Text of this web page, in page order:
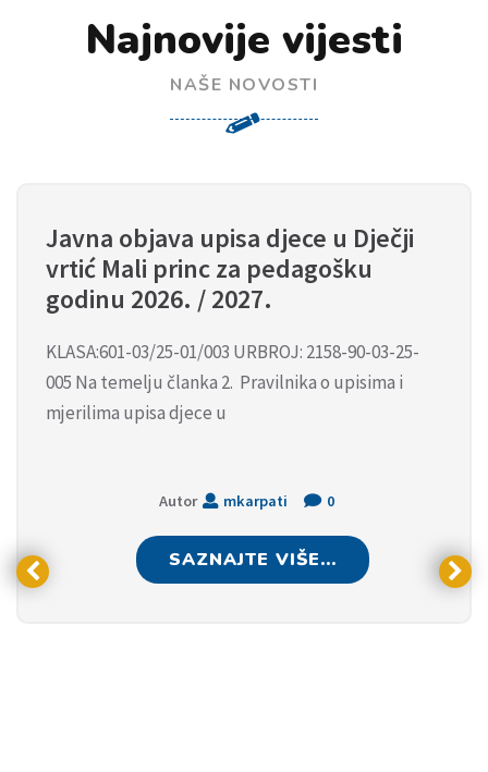
Najnovije vijesti
NAŠE NOVOSTI
Javna objava upisa djece u Dječji
vrtić Mali princ za pedagošku
godinu 2026. / 2027.
KLASA:601-03/25-01/003 URBROJ: 2158-90-03-25-
005 Na temelju članka 2. Pravilnika o upisima i
mjerilima upisa djece u
Autor mkarpati 0
SAZNAJTE VIŠE...